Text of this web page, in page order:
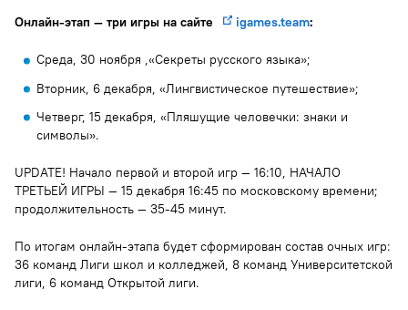
символические образы, а система знаков,
иллюстрирующая звучание древнеегипетского языка.
Предположение подтвердилось — и это позволило
совершить прорыв в изучении языковой и текстовой
культуры древней цивилизации.
Онлайн-этап — три игры на сайте igames.team:
Среда, 30 ноября ,«Секреты русского языка»;
Вторник, 6 декабря, «Лингвистическое путешествие»;
Четверг, 15 декабря, «Пляшущие человечки: знаки и
символы».
UPDATE! Начало первой и второй игр — 16:10, НАЧАЛО
ТРЕТЬЕЙ ИГРЫ — 15 декабря 16:45 по московскому времени;
продолжительность — 35-45 минут.
По итогам онлайн-этапа будет сформирован состав очных игр:
36 команд Лиги школ и колледжей, 8 команд Университетской
лиги, 6 команд Открытой лиги.